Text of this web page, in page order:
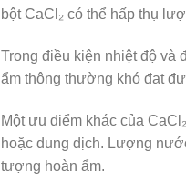
bột CaCl₂ có thể hấp thụ
Trong điều kiện nhiệt độ và
ẩm thông thường khó đạt
Một ưu điểm khác của
hoặc dung dịch. Lượng
tượng hoàn ẩm.